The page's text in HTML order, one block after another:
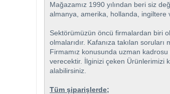
Mağazamız 1990 yılından beri siz
almanya, amerika, hollanda, ingiltere
Sektörümüzün öncü firmalardan biri
olmalarıdır. Kafanıza takılan
Firmamız konusunda uzman
verecektir. İlginizi çeken Ürünlerimizi
alabilirsiniz.
Tüm şiparişlerde;